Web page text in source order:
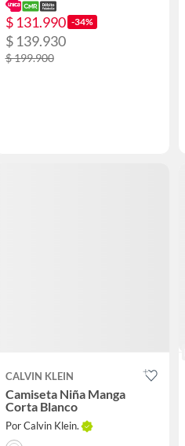
$ 131.990 -34%
$ 139.930
$ 199.900
CALVIN KLEIN
Camiseta Niña Manga
Corta Blanco
Por Calvin Klein.